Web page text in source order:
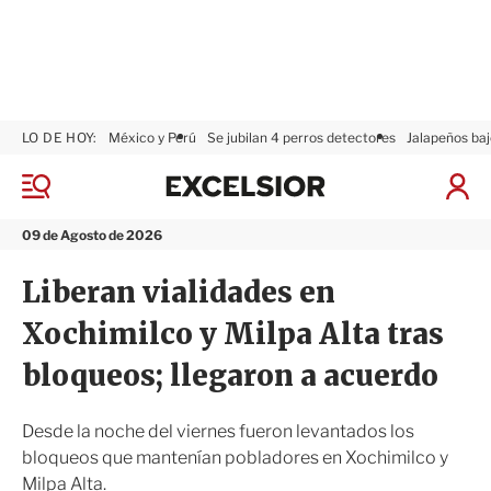
M
n
09 de Agosto de 2026
LO DE HOY: México y Perú Se jubilan 4 perros detectores Jalapeños
I
x
i
o
r
Liberan vialidades en
Xochimilco y Milpa Alta tras
bloqueos; llegaron a acuerdo
Desde la noche del viernes fueron levantados los
bloqueos que mantenían pobladores en Xochimilco y
Milpa Alta.